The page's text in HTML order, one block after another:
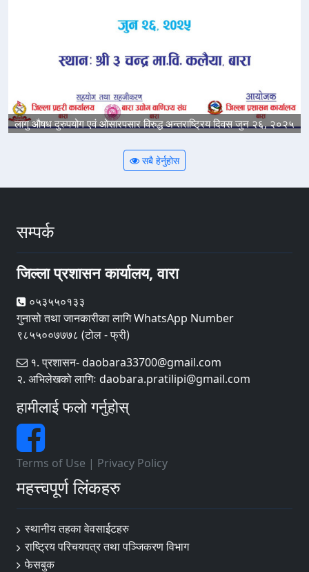
लागु औषध दुरुपयोग एवं ओसारपसार विरुद्ध अन्तराष्ट्रिय दिवस जुन २६, २०२५
सबै हेर्नुहोस
सम्पर्क
जिल्ला प्रशासन कार्यालय, वारा
०५३५५०१३३
गुनासो तथा जानकारीका लागि WhatsApp Number
९८५५००७७७८ (टोल - फ्री)
१. प्रशासन- daobara33700@gmail.com
२. अभिलेखको लागिः daobara.pratilipi@gmail.com
हामीलाई फलो गर्नुहोस्
Terms of Use | Privacy Policy
महत्त्वपूर्ण लिंकहरु
स्थानीय तहका वेवसाईटहरु
राष्ट्रिय परिचयपत्र तथा पञ्जिकरण विभाग
फेसबुक